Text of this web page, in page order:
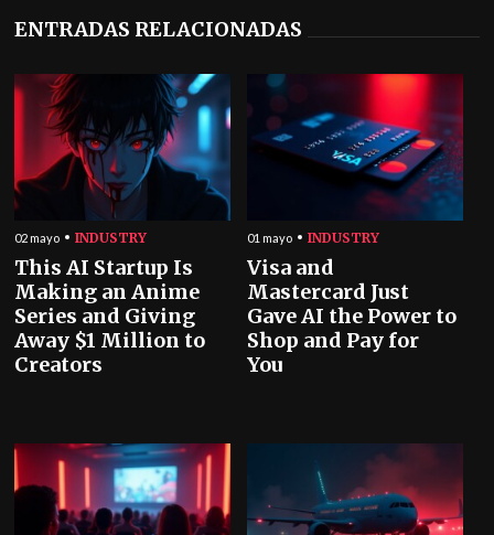
ENTRADAS RELACIONADAS
02 mayo INDUSTRY
This AI Startup Is
Making an Anime
Series and Giving
Away $1 Million to
Creators
01 mayo INDUSTRY
Visa and
Mastercard Just
Gave AI the Power to
Shop and Pay for
You